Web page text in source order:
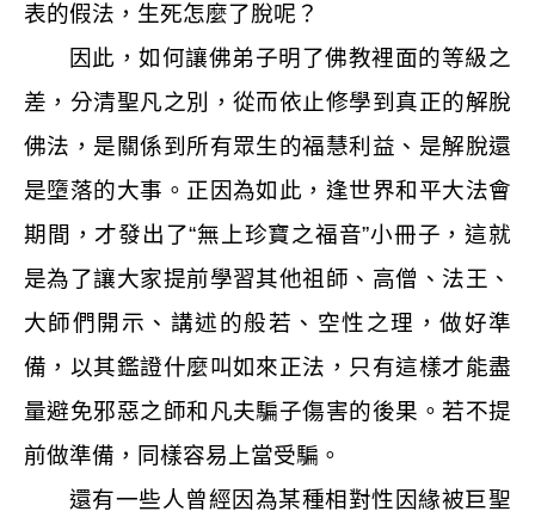
表的假法，生死怎麼了脫呢？
因此，如何讓佛弟子明了佛教裡面的等級之
差，分清聖凡之別，從而依止修學到真正的解脫
佛法，是關係到所有眾生的福慧利益、是解脫還
是墮落的大事。正因為如此，逢世界和平大法會
期間，才發出了“無上珍寶之福音”小冊子，這就
是為了讓大家提前學習其他祖師、高僧、法王、
大師們開示、講述的般若、空性之理，做好準
備，以其鑑證什麼叫如來正法，只有這樣才能盡
量避免邪惡之師和凡夫騙子傷害的後果。若不提
前做準備，同樣容易上當受騙。
還有一些人曾經因為某種相對性因緣被巨聖